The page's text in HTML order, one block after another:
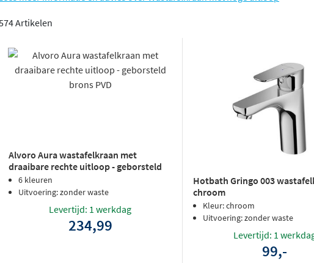
Artikelen
Alvoro Aura wastafelkraan met
draaibare rechte uitloop - geborsteld
brons PVD
6 kleuren
Uitvoering: zonder waste
Levertijd: 1 werkdag
234,99
Hotbath Gringo 003
chroom
Kleur: chroom
Uitvoering: zonder waste
Levertijd: 1
99,-